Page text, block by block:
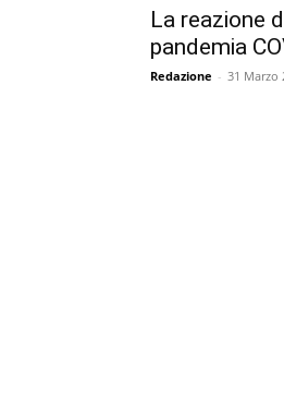
La reazione
pandemia
Redazione - 31 Marzo